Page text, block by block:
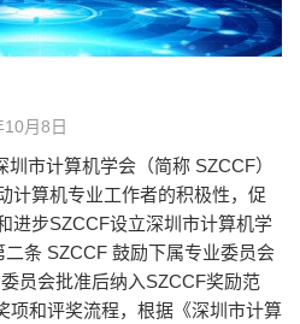
月8日
市计算机学会（简称 SZCCF）
计算机专业工作者的积极性，促
进步SZCCF设立深圳市计算机学
条 SZCCF 鼓励下属专业委员会
员会批准后纳入SZCCF奖励范
项和评奖流程，根据《深圳市计算